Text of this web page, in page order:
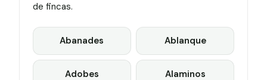
de fincas.
Abanades Ablanque
Adobes Alaminos